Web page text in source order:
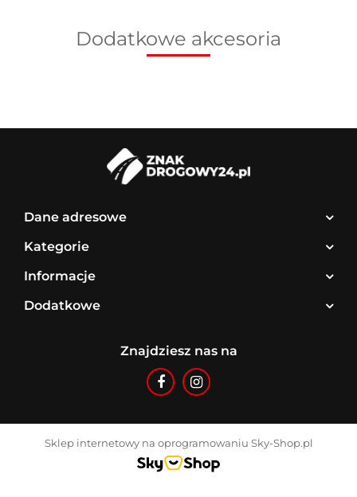
Dodatkowe akcesoria
Dane adresowe
Kategorie
Informacje
Dodatkowe
Znajdziesz nas na
Sklep internetowy na oprogramowaniu Sky-Shop.pl